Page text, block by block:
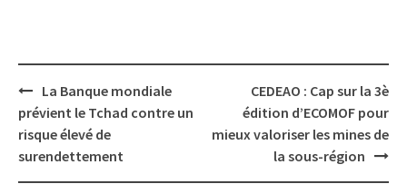
Post
navigation
La Banque mondiale
prévient le Tchad contre un
risque élevé de
surendettement
CEDEAO : Cap sur la 3è
édition d’ECOMOF pour
mieux valoriser les mines de
la sous-région